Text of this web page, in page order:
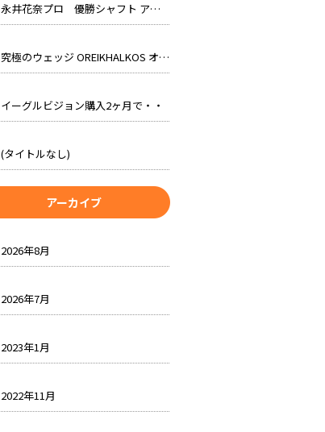
永井花奈プロ 優勝シャフト アッタスRXピュアブルー 先行入荷
究極のウェッジ OREIKHALKOS オレイカルコス
イーグルビジョン購入2ヶ月で・・
(タイトルなし)
アーカイブ
2026年8月
2026年7月
2023年1月
2022年11月